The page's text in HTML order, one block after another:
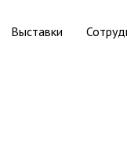
Выставки